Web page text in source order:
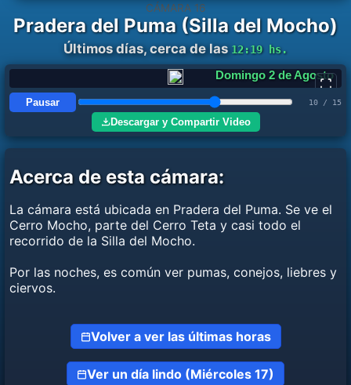
CÁMARA 16
Pradera del Puma (Silla del Mocho)
Últimos días, cerca de las12:19 hs.
Lunes 3 de Agosto
Pausar 11 / 15
Descargar y Compartir Video
Acerca de esta cámara:
La cámara está ubicada en Pradera del Puma. Se ve el
Cerro Mocho, parte del Cerro Teta y casi todo el
recorrido de la Silla del Mocho.
Por las noches, es común ver pumas, conejos, liebres y
ciervos.
Volver a ver las últimas horas
Ver un día lindo (Miércoles 17)